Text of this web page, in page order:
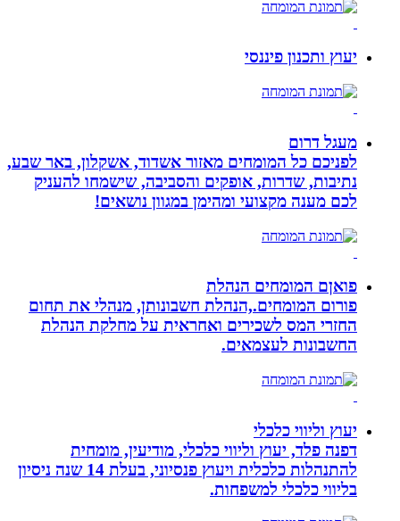
יעוץ ותכנון פיננסי
מעגל דרום
לפניכם כל המומחים מאזור אשדוד, אשקלון, באר שבע,
נתיבות, שדרות, אופקים והסביבה, שישמחו להעניק
לכם מענה מקצועי ומהימן במגוון נושאים!
פואןם המומחים הנהלת
פורום המומחים.,הנהלת חשבונותן, מנהלי את תחום
החזרי המס לשכירים ואחראית על מחלקת הנהלת
החשבונות לעצמאים.
יעוץ וליווי כלכלי
דפנה פלד, יעוץ וליווי כלכלי, מודיעין, מומחית
להתנהלות כלכלית ויעוץ פנסיוני, בעלת 14 שנה ניסיון
בליווי כלכלי למשפחות.